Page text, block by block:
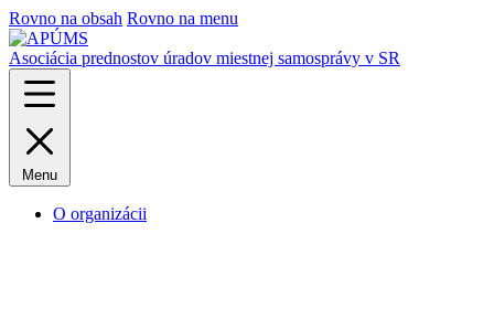
Rovno na obsah Rovno na menu
Asociácia prednostov úradov miestnej samosprávy v SR
Menu
O organizácii